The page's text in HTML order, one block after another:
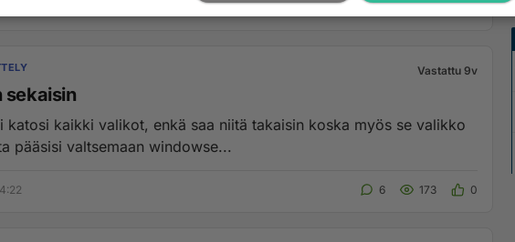
20 304 0
Vastattu 9v
sekaisin
katosi kaikki valikot, enkä saa niitä takaisin koska myös se valikko
pääsisi valtsemaan windowse...
6 173 0